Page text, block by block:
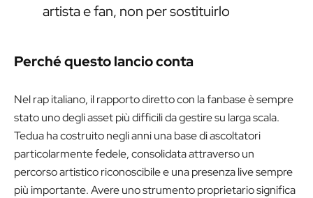
artista e fan, non per sostituirlo
Perché questo lancio conta
Nel rap italiano, il rapporto diretto con la fanbase è sempre
stato uno degli asset più difficili da gestire su larga scala.
Tedua ha costruito negli anni una base di ascoltatori
particolarmente fedele, consolidata attraverso un
percorso artistico riconoscibile e una presenza live sempre
più importante. Avere uno strumento proprietario significa